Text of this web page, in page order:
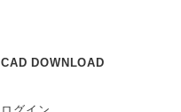
CAD DOWNLOAD